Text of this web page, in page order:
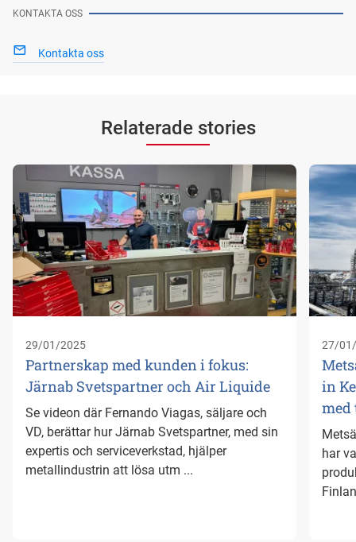
KONTAKTA OSS
Kontakta oss
Relaterade stories
29/01/2025
Partnerskap med kunden i fokus:
Järnab Svetspartner och Air Liquide
Se videon där Fernando Viagas, säljare och
VD, berättar hur Järnab Svetspartner, med sin
expertis och serviceverkstad, hjälper
metallindustrin att lösa utm ...
27/
in
har